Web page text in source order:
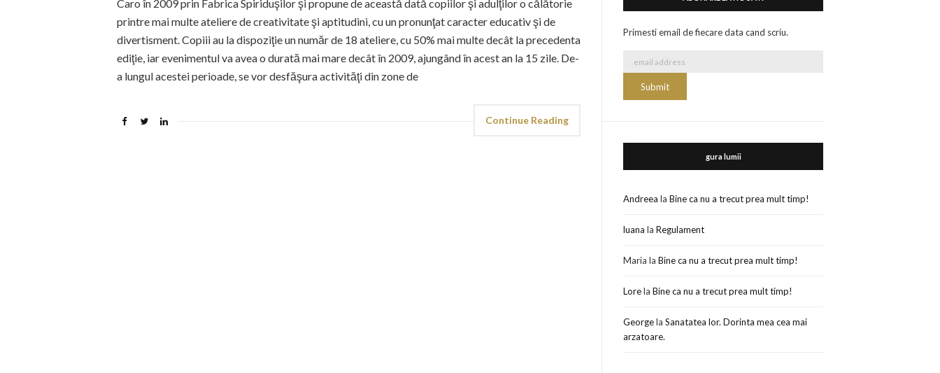
Caro în 2009 prin Fabrica Spiriduşilor şi propune de această dată copiilor şi adulţilor o călătorie
printre mai multe ateliere de creativitate şi aptitudini, cu un pronunţat caracter educativ şi de
divertisment. Copiii au la dispoziţie un număr de 18 ateliere, cu 50% mai multe decât la precedenta
ediţie, iar evenimentul va avea o durată mai mare decât în 2009, ajungând în acest an la 15 zile. De-
a lungul acestei perioade, se vor desfăşura activităţi din zone de
Continue Reading
Primesti email de fiecare data cand scriu.
gura lumii
Andreea laBine ca nu a trecut prea mult timp!
luana laRegulament
Maria laBine ca nu a trecut prea mult timp!
LorelaBine ca nu a trecut prea mult timp!
GeorgelaSanatatea lor. Dorinta mea cea mai
arzatoare.